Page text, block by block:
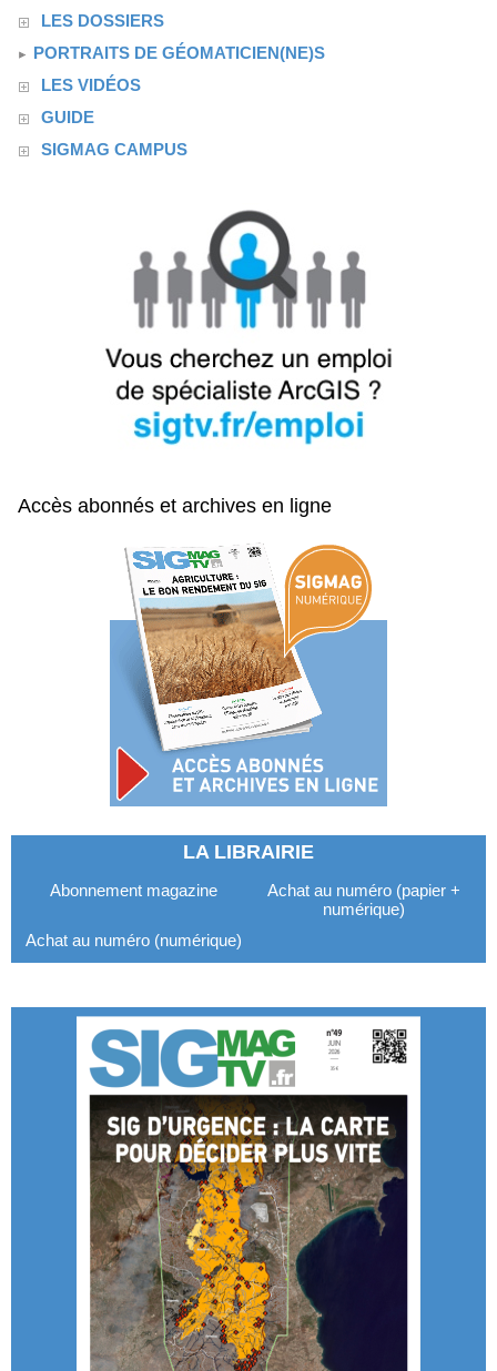
LES DOSSIERS
PORTRAITS DE GÉOMATICIEN(NE)S
LES VIDÉOS
GUIDE
SIGMAG CAMPUS
Accès abonnés et archives en ligne
LA LIBRAIRIE
Abonnement magazine
Achat au numéro (papier +
numérique)
Achat au numéro (numérique)